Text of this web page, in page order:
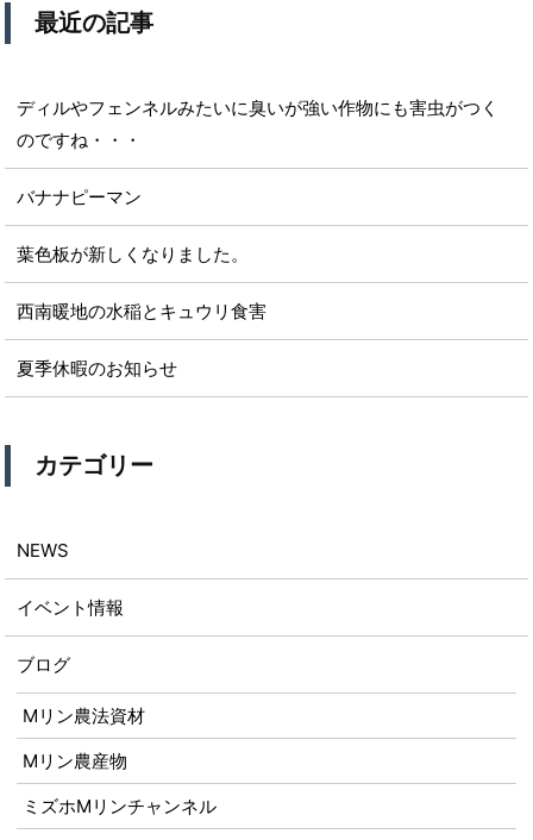
最近の記事
ディルやフェンネルみたいに臭いが強い作物にも害虫がつく
のですね・・・
バナナピーマン
葉色板が新しくなりました。
西南暖地の水稲とキュウリ食害
夏季休暇のお知らせ
カテゴリー
NEWS
イベント情報
ブログ
Mリン農法資材
Mリン農産物
ミズホMリンチャンネル